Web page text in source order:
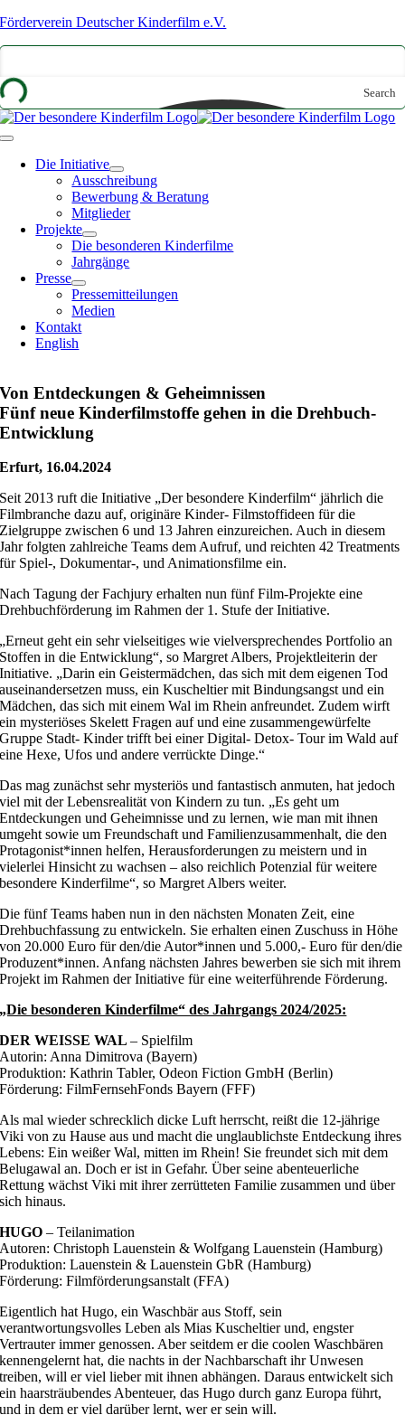
Zum
Förderverein Deutscher Kinderfilm e.V.
Search
Toggle
NavigationDie Initiative
Ausschreibung
Bewerbung & Beratung
Mitglieder
Projekte
Die besonderen Kinderfilme
Jahrgänge
Presse
Pressemitteilungen
Medien
Kontakt
English
Von Entdeckungen & Geheimnissen
Fünf neue Kinderfilmstoffe gehen in die Drehbuch-
Entwicklung
Erfurt, 16.04.2024
Seit 2013 ruft die Initiative „Der besondere Kinderfilm“ jährlich die
Filmbranche dazu auf, originäre Kinder- Filmstoffideen für die
Zielgruppe zwischen 6 und 13 Jahren einzureichen. Auch in diesem
Jahr folgten zahlreiche Teams dem Aufruf, und reichten 42 Treatments
für Spiel-, Dokumentar-, und Animationsfilme ein.
Nach Tagung der Fachjury erhalten nun fünf Film-Projekte eine
Drehbuchförderung im Rahmen der 1. Stufe der Initiative.
„Erneut geht ein sehr vielseitiges wie vielversprechendes Portfolio an
Stoffen in die Entwicklung“, so Margret Albers, Projektleiterin der
Initiative. „Darin ein Geistermädchen, das sich mit dem eigenen Tod
auseinandersetzen muss, ein Kuscheltier mit Bindungsangst und ein
Mädchen, das sich mit einem Wal im Rhein anfreundet. Zudem wirft
ein mysteriöses Skelett Fragen auf und eine zusammengewürfelte
Gruppe Stadt- Kinder trifft bei einer Digital- Detox- Tour im Wald auf
eine Hexe, Ufos und andere verrückte Dinge.“
Das mag zunächst sehr mysteriös und fantastisch anmuten, hat jedoch
viel mit der Lebensrealität von Kindern zu tun. „Es geht um
Entdeckungen und Geheimnisse und zu lernen, wie man mit ihnen
umgeht sowie um Freundschaft und Familienzusammenhalt, die den
Protagonist*innen helfen, Herausforderungen zu meistern und in
vielerlei Hinsicht zu wachsen – also reichlich Potenzial für weitere
besondere Kinderfilme“, so Margret Albers weiter.
Die fünf Teams haben nun in den nächsten Monaten Zeit, eine
Drehbuchfassung zu entwickeln. Sie erhalten einen Zuschuss in Höhe
von 20.000 Euro für den/die Autor*innen und 5.000,- Euro für den/die
Produzent*innen. Anfang nächsten Jahres bewerben sie sich mit ihrem
Projekt im Rahmen der Initiative für eine weiterführende Förderung.
„Die besonderen Kinderfilme“ des Jahrgangs 2024/2025:
DER WEISSE WAL– Spielfilm
Autorin: Anna Dimitrova (Bayern)
Produktion: Kathrin Tabler, Odeon Fiction GmbH (Berlin)
Förderung: FilmFernsehFonds Bayern (FFF)
Als mal wieder schrecklich dicke Luft herrscht, reißt die 12-jährige
Viki von zu Hause aus und macht die unglaublichste Entdeckung ihres
Lebens: Ein weißer Wal, mitten im Rhein! Sie freundet sich mit dem
Belugawal an. Doch er ist in Gefahr. Über seine abenteuerliche
Rettung wächst Viki mit ihrer zerrütteten Familie zusammen und über
sich hinaus.
HUGO– Teilanimation
Autoren: Christoph Lauenstein & Wolfgang Lauenstein (Hamburg)
Produktion: Lauenstein & Lauenstein GbR (Hamburg)
Förderung: Filmförderungsanstalt (FFA)
Eigentlich hat Hugo, ein Waschbär aus Stoff, sein
verantwortungsvolles Leben als Mias Kuscheltier und, engster
Vertrauter immer genossen. Aber seitdem er die coolen Waschbären
kennengelernt hat, die nachts in der Nachbarschaft ihr Unwesen
treiben, will er viel lieber mit ihnen abhängen. Daraus entwickelt sich
ein haarsträubendes Abenteuer, das Hugo durch ganz Europa führt,
und in dem er viel darüber lernt, wer er sein will.